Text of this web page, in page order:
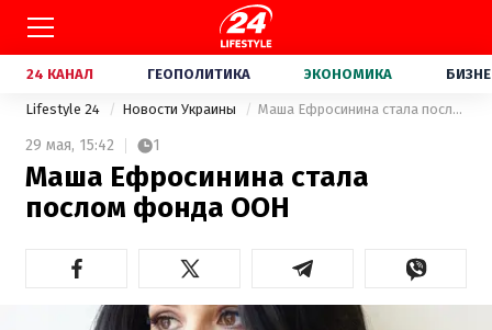
24 КАНАЛ ГЕОПОЛИТИКА ЭКОНОМИКА
Lifestyle 24 Новости Украины Маша Ефросинина стала послом фонда ООН
29 мая, 15:42 1
Маша Ефросинина стала
послом фонда ООН